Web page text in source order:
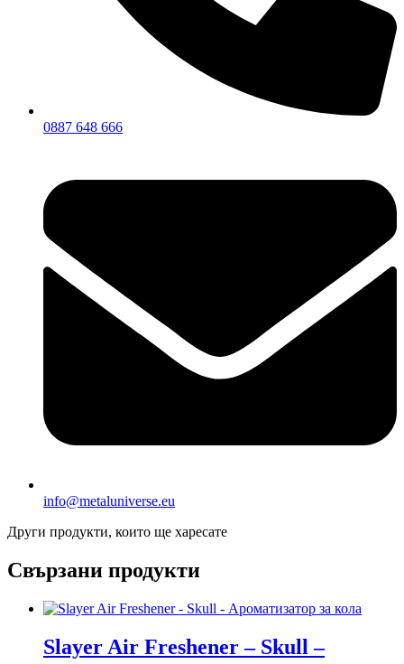
0887 648 666
info@metaluniverse.eu
Други продукти, които ще харесате
Свързани продукти
Slayer Air Freshener – Skull –